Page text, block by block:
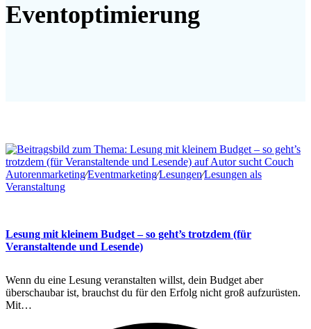
Eventoptimierung
Autorenmarketing∕Eventmarketing∕Lesungen∕Lesungen als
Veranstaltung
Lesung mit kleinem Budget – so geht’s trotzdem (für
Veranstaltende und Lesende)
Wenn du eine Lesung veranstalten willst, dein Budget aber
überschaubar ist, brauchst du für den Erfolg nicht groß aufzurüsten.
Mit…